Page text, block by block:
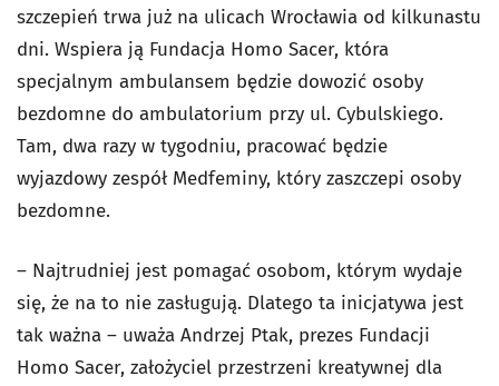
szczepień trwa już na ulicach Wrocławia od kilkunastu
dni. Wspiera ją Fundacja Homo Sacer, która
specjalnym ambulansem będzie dowozić osoby
bezdomne do ambulatorium przy ul. Cybulskiego.
Tam, dwa razy w tygodniu, pracować będzie
wyjazdowy zespół Medfeminy, który zaszczepi osoby
bezdomne.
– Najtrudniej jest pomagać osobom, którym wydaje
się, że na to nie zasługują. Dlatego ta inicjatywa jest
tak ważna – uważa Andrzej Ptak, prezes Fundacji
Homo Sacer, założyciel przestrzeni kreatywnej dla